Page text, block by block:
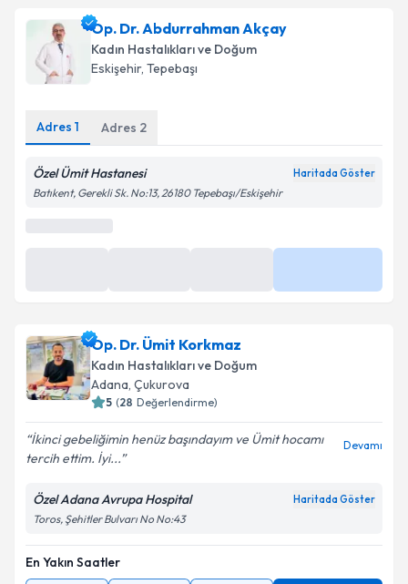
Op. Dr. Abdurrahman Akçay
Kadın Hastalıkları ve Doğum
Eskişehir, Tepebaşı
Adres 1 Adres 2
Özel Ümit Hastanesi Haritada Göster
Batıkent, Gerekli Sk. No:13, 26180 Tepebaşı/Eskişehir
Op. Dr. Ümit Korkmaz
Kadın Hastalıkları ve Doğum
Adana, Çukurova
5 (28 Değerlendirme)
İkinci gebeliğimin henüz başındayım ve Ümit hocamı
tercih ettim. İyi...
Devamı
Özel Adana Avrupa Hospital Haritada Göster
Toros, Şehitler Bulvarı No No:43
En Yakın Saatler